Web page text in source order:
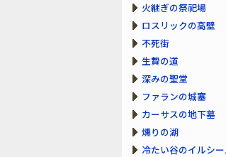
火継ぎの祭祀場
ロスリックの高壁
不死街
生贄の道
深みの聖堂
ファランの城塞
カーサスの地下墓
燻りの湖
冷たい谷のイルシ